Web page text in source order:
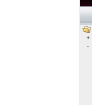
+
-